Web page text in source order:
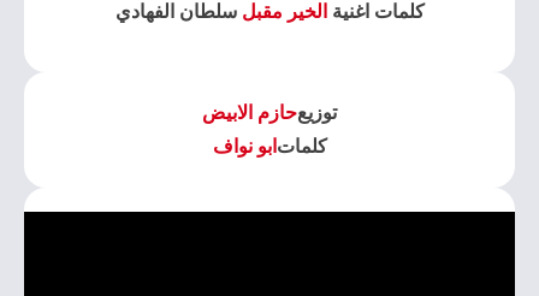
كلمات اغنية الخير مقبل سلطان الفهادي
توزيعحازم الابيض
كلمات ابو نواف